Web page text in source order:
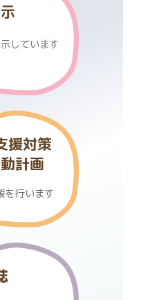
しています
援対策
計画
を行います